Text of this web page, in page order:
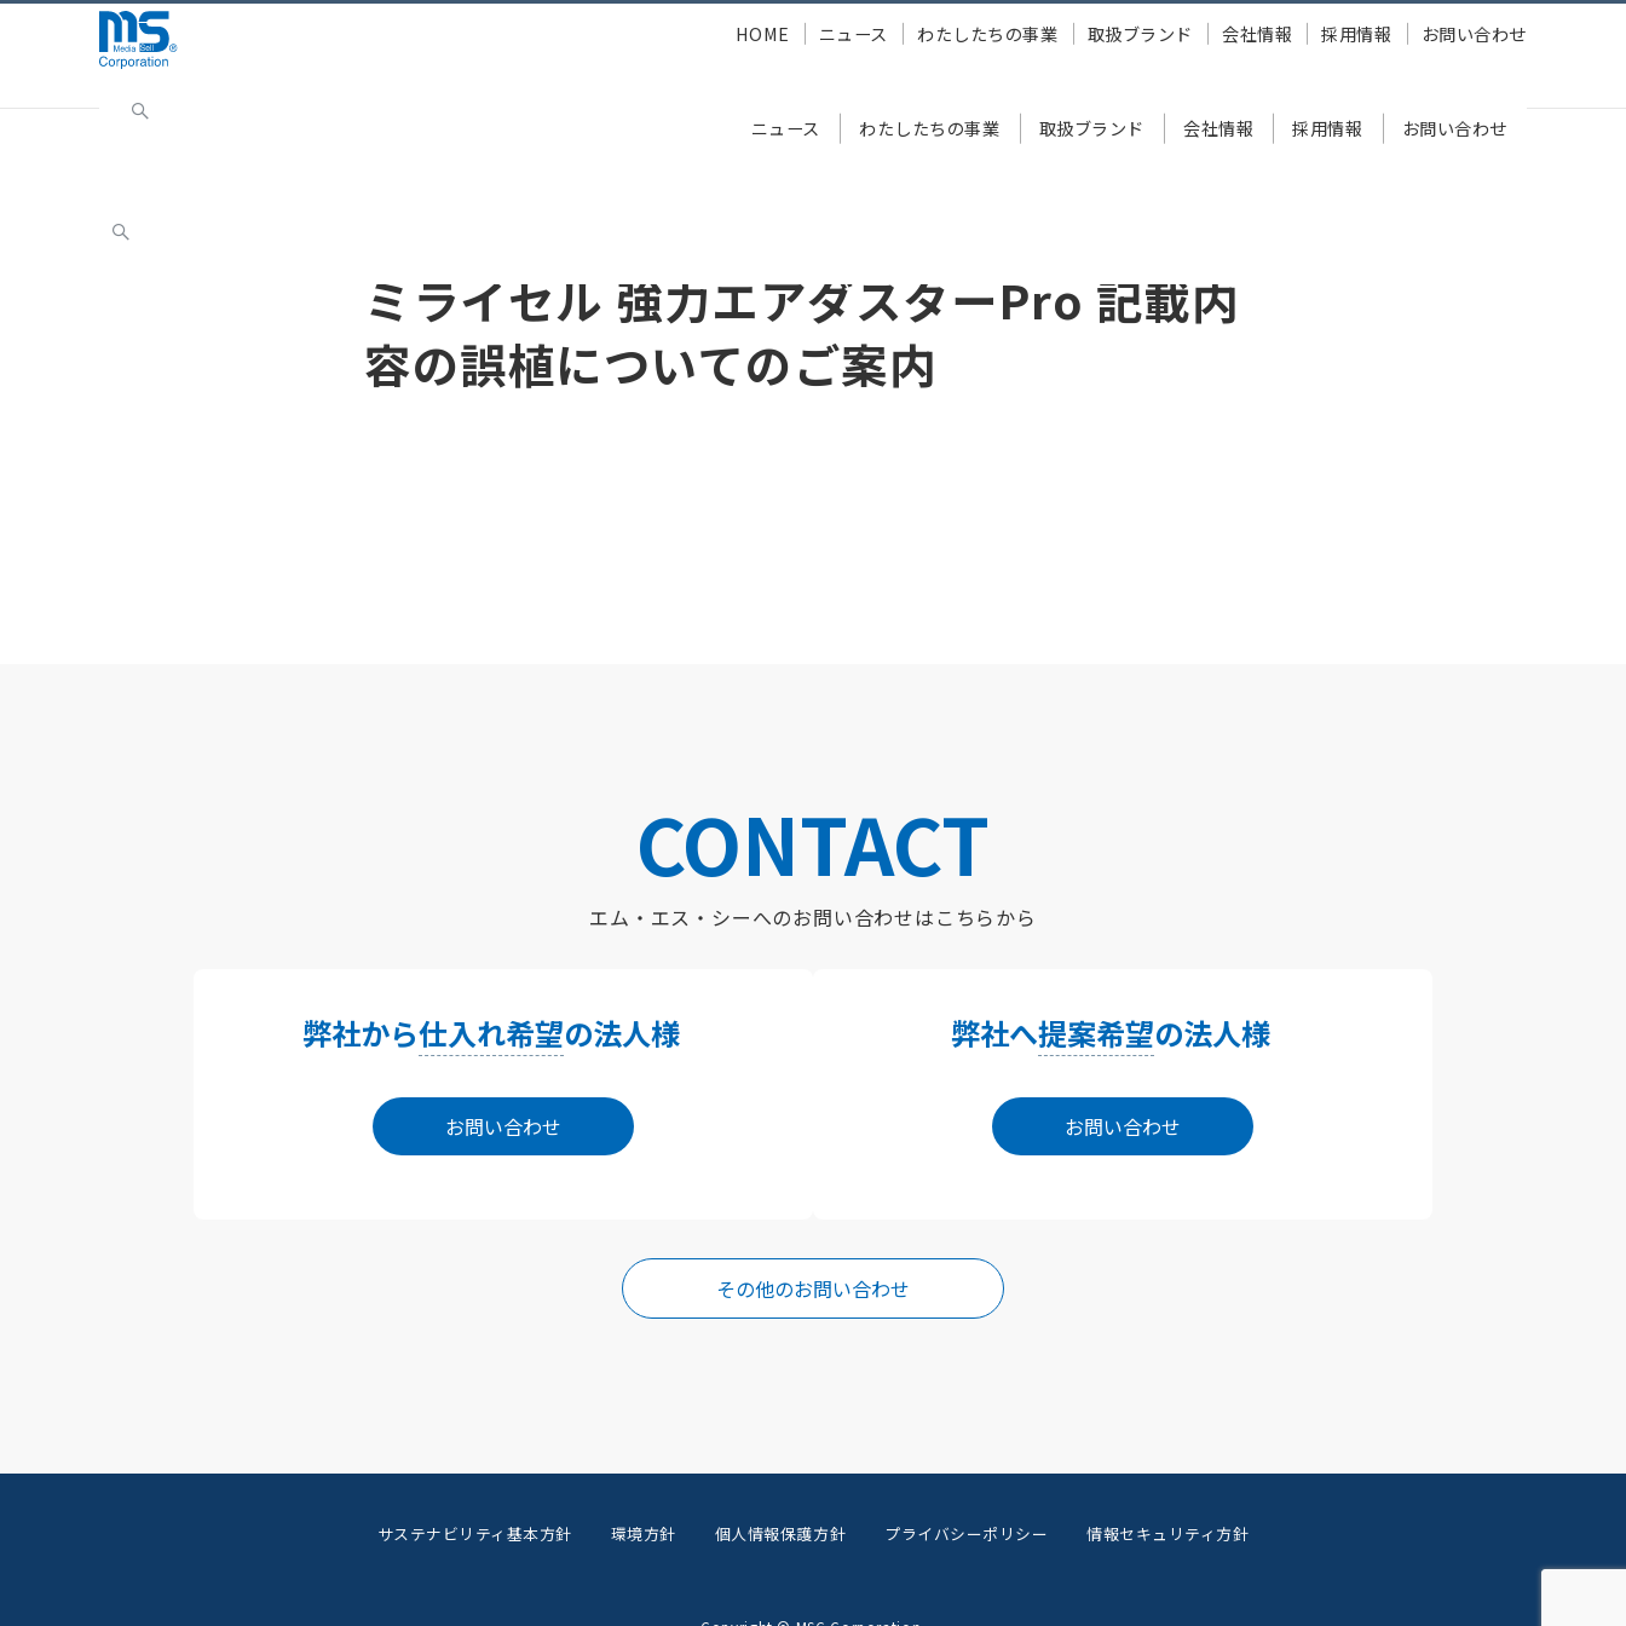
ニュース わたしたちの事業 取扱ブランド 会社情報 採用情報 お問い合わせ
HOME ニュース わたしたちの事業 取扱ブランド 会社情報 採用情報 お問い合わせ
ミライセル 強力エアダスターPro 記載内容の誤植についてのご案内
ミライセル 強力エアダスターPro 記載内
容の誤植についてのご案内
CONTACT
エム・エス・シーへのお問い合わせはこちらから
弊社から仕入れ希望の法人様
お問い合わせ
弊社へ提案希望の法人様
お問い合わせ
その他のお問い合わせ
サステナビリティ基本方針 環境方針 個人情報保護方針 プライバシーポリシー 情報セキュリティ方針